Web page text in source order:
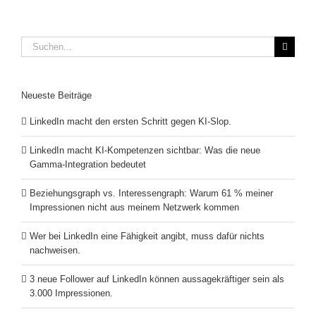
Suche
nach:
Neueste Beiträge
LinkedIn macht den ersten Schritt gegen KI-Slop.
LinkedIn macht KI-Kompetenzen sichtbar: Was die neue
Gamma-Integration bedeutet
Beziehungsgraph vs. Interessengraph: Warum 61 % meiner
Impressionen nicht aus meinem Netzwerk kommen
Wer bei LinkedIn eine Fähigkeit angibt, muss dafür nichts
nachweisen.
3 neue Follower auf LinkedIn können aussagekräftiger sein als
3.000 Impressionen.